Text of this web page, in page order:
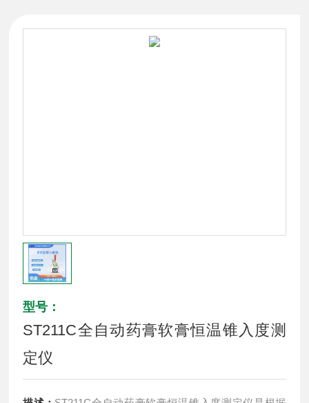
型号：
ST211C全自动药膏软膏恒温锥入度测
定仪